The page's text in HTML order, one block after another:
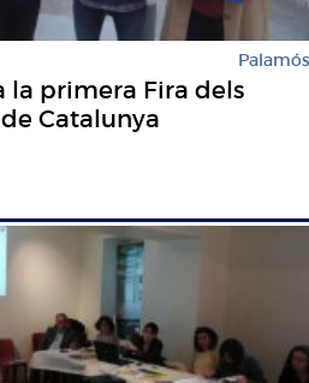
Palamós
la primera Fira dels
Catalunya